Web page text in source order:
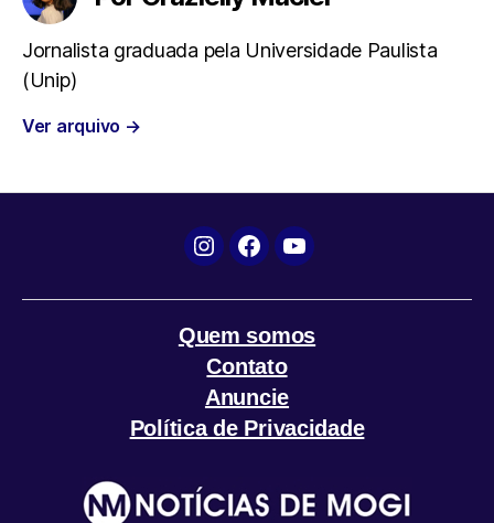
o
k p m
Jornalista graduada pela Universidade Paulista
(Unip)
Ver arquivo →
Instagram
FacebookYouTube
Quem somos
Contato
Anuncie
Política de Privacidade